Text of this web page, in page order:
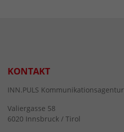
KONTAKT
INN.PULS Kommunikationsagentur
Valiergasse 58
6020 Innsbruck / Tirol